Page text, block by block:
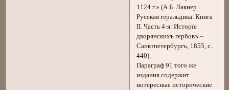
1124 г.» (А.Б. Лакиер.
Русская геральдика. Книга
II. Часть 4-я: Исторїя
дворянскихъ гербовъ.–
Санктпетербургъ, 1855, с.
440).
Параграф 91 того же
издания содержит
интересные исторические